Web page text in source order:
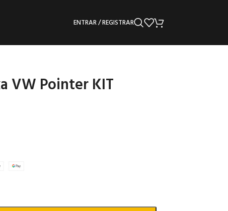
ENTRAR / REGISTRAR
VW Pointer KIT